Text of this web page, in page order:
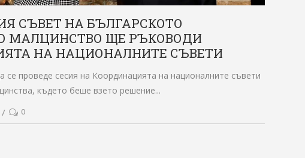
СЪВЕТ НА БЪЛГАРСКОТО
МАЛЦИНСТВО ЩЕ РЪКОВОДИ
НА НАЦИОНАЛНИТЕ СЪВЕТИ
се проведе сесия на Координацията на националните съвети
където беше взето решение
0